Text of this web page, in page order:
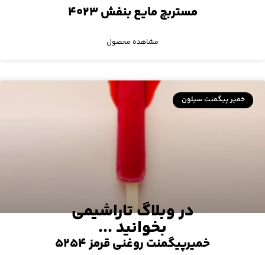
مستربچ مایع بنفش ۴۰۲۳
مشاهده محصول
خمیر پیگمنت سیلون
خمیرپیگمنت روغنی قرمز ۵۲۵۴
در وبلاگ تاراشیمی
بخوانید ...